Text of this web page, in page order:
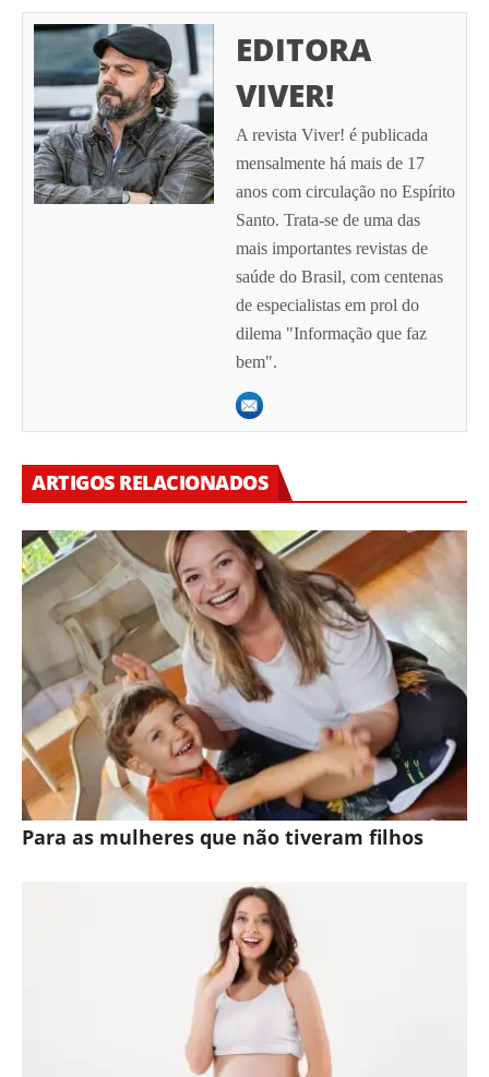
EDITORA
VIVER!
A revista Viver! é publicada
mensalmente há mais de 17
anos com circulação no Espírito
Santo. Trata-se de uma das
mais importantes revistas de
saúde do Brasil, com centenas
de especialistas em prol do
dilema "Informação que faz
bem".
ARTIGOS RELACIONADOS
Para as mulheres que não tiveram filhos